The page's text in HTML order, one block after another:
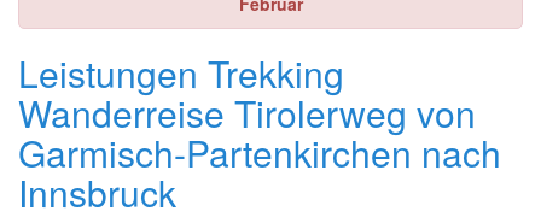
Leistungen Trekking
Wanderreise Tirolerweg von
Garmisch-Partenkirchen nach
Innsbruck